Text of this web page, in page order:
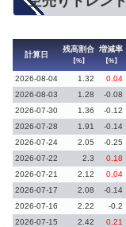
計算日
残高割合
【%】
増減率
【%】
2026-08-04
1.32 0.04
2026-08-03
1.28 -0.08
2026-07-30
1.36 -0.12
2026-07-28
1.91 -0.14
2026-07-24
2.05 -0.25
2026-07-22
2.3 0.18
2026-07-21
2.12 0.04
2026-07-17
2.08 -0.14
2026-07-16
2.22 -0.2
2026-07-15
2.42 0.21